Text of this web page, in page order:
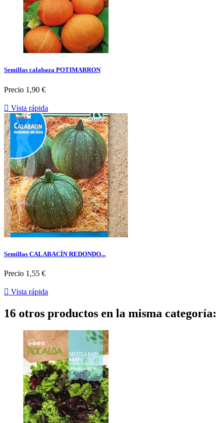
Semillas calabaza POTIMARRON
Precio 1,90 €
 Vista rápida
Semillas CALABACÍN REDONDO...
Precio 1,55 €
 Vista rápida
16 otros productos en la misma categoría: